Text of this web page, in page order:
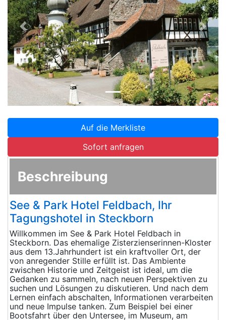
Zurück
Auf die Merkliste
Sofort anfragen
Beschreibung
See & Park Hotel Feldbach, Ihr
Tagungshotel in Steckborn
Willkommen im See & Park Hotel Feldbach in
Steckborn. Das ehemalige Zisterzienserinnen-Kloster
aus dem 13.Jahrhundert ist ein kraftvoller Ort, der
von anregender Stille erfüllt ist. Das Ambiente
zwischen Historie und Zeitgeist ist ideal, um die
Gedanken zu sammeln, nach neuen Perspektiven zu
suchen und Lösungen zu diskutieren. Und nach dem
Lernen einfach abschalten, Informationen verarbeiten
und neue Impulse tanken. Zum Beispiel bei einer
Bootsfahrt über den Untersee, im Museum, am